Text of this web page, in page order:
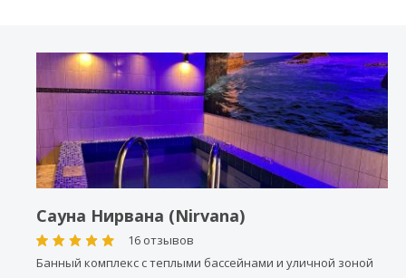
Сауна Нирвана (Nirvana)
16 отзывов
Банный комплекс с теплыми бассейнами и уличной зоной